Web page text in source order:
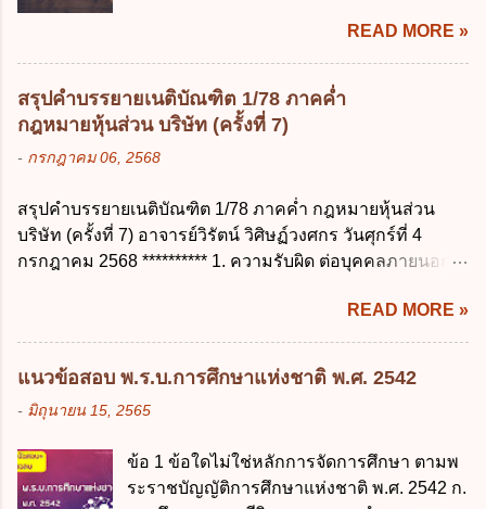
ลบข้อมูลส่วนบุคคล ข. ขอให้ทำลายข้อมูล
ส่วนบุคคล ค. ทำให้ข้อมูลส่วนบุคคลไม่
สามารถระบุถึงตนได้ ง. ถูกทุกข้อ ข้อ 45
เงื่อนไข ในการใช้สิทธิลบข้อมูลส่วนบุคคล ข้อ
ส่วนบุคคลที่ไม่สมบูรณ์ ค. เจ้าของข้อมูลส่วน
บุคคลถอนความยินยอมในการเก็บรวบรวม
ใช้หรือเปิดเผยข้อมูลส่วนบุคคล ง. ข้อมูลส่วน
บุคคลได้ถูกใช้ประมวลผลโดยไม่ชอบด้วย
ปฏิบัติการวิจัย หรือดูงาน ข้อ 12 ข้อใด ไม่ ถูก
ต้องเกี่ยวกับการลาไปช่วยเหลือภริยาที่คลอด
บุตร ก. ต้องเป็นภริยาโดยชอบด้วยกฎหมาย ข.
ลาได้เพียงครั้งเดียว ค. ต้องลาภายใน 90 วัน
นับแต่วันที่คลอดบุตร ง. ลาได้ครั้งหนึ่งติดต่อ
กันไม่เกิน 15 วันทำการ ข้อ 13 สิทธิลากิจส่วน
เกิน 90 วัน ข. ลาต่อเนื่องจากการคลอดบุตรได้
ไม่เกิน 90 วันทำการ ค. ลาได้ไม่เกิน 120 วัน
ง. ลาต่อเนื่องจากการคลอดบุตรได้ไม่เกิน 150
รัฐมนตรี ว่าด้วยการลาของข้าราชการ พ.ศ.
2555 กำหนดให้ข้าราชการที่รับราชการติดต่อ
กันมาแล้วไม่น้อยกว่า 10 ปี มีสิทธินำวันลาพัก
เกิน 20 วันทำการ ง. ไม่เกิน 30 วันทำการ ข้อ
15 การลาติดตามคู่สมรส ต้องมีระยะเวลาไม่
เกินกำหนดในข้อใดเพื่อมิให้มีผลเป็นการลา
READ MORE »
สรุปคำบรรยายเนติบัณฑิต 1/78 ภาคค่ำ
กฎหมายหุ้นส่วน บริษัท (ครั้งที่ 7)
- กรกฎาคม 06, 2568
สรุปคำบรรยายเนติบัณฑิต 1/78 ภาคค่ำ กฎหมายหุ้นส่วน
บริษัท (ครั้งที่ 7) อาจารย์วิรัตน์ วิศิษฏ์วงศกร วันศุกร์ที่ 4
กรกฎาคม 2568 ********** 1. ความรับผิด ต่อบุคคลภายนอก
คนใดคนหนึ่งได้จัดทำไปในทางที่เป็น ธรรมดาการค้าขาย
ของห้างหุ้นส่วน ม.1050 , 1025 โดยพิจารณาตามสภาพแห่ง
กิจการ การงานของห้าง และประเพณีทางการค้า -หุ้นส่วน
หรือมีอำนาจจัดการหรือไม่ก็ตาม จึงเป็นไปตามหลักกฎหมาย
คุ้มครองบุคคลภายนอกผู้สุจริต ไม่ว่าการจัดการนั้นจะก่อให้
เกิดมูลหนี้ใดก็ตาม รวมถึงมูลละเมิด 1.1) กรณีห้างหุ้นส่วน
READ MORE »
แนวข้อสอบ พ.ร.บ.การศึกษาแห่งชาติ พ.ศ. 2542
- มิถุนายน 15, 2565
ข้อ 1 ข้อใดไม่ใช่หลักการจัดการศึกษา ตามพ
ระราชบัญญัติการศึกษาแห่งชาติ พ.ศ. 2542 ก.